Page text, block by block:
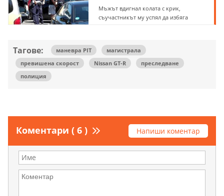
Мъжът вдигнал колата с крик,
съучастникът му успял да избяга
Тагове: маневра PIT
магистрала
превишена скорост
Nissan GT-R
преследване
полиция
Коментари ( 6 ) Напиши коментар